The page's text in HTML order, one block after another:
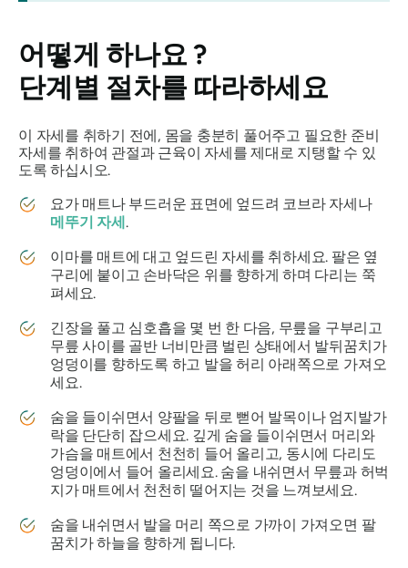
어떻게 하나요?
단계별 절차를 따라하세요
이 자세를 취하기 전에, 몸을 충분히 풀어주고 필요한 준비
자세를 취하여 관절과 근육이 자세를 제대로 지탱할 수 있
도록 하십시오.
요가 매트나 부드러운 표면에 엎드려 코브라 자세나
메뚜기 자세.
이마를 매트에 대고 엎드린 자세를 취하세요. 팔은 옆
구리에 붙이고 손바닥은 위를 향하게 하며 다리는 쭉
펴세요.
긴장을 풀고 심호흡을 몇 번 한 다음, 무릎을 구부리고
무릎 사이를 골반 너비만큼 벌린 상태에서 발뒤꿈치가
엉덩이를 향하도록 하고 발을 허리 아래쪽으로 가져오
세요.
숨을 들이쉬면서 양팔을 뒤로 뻗어 발목이나 엄지발가
락을 단단히 잡으세요. 깊게 숨을 들이쉬면서 머리와
가슴을 매트에서 천천히 들어 올리고, 동시에 다리도
엉덩이에서 들어 올리세요. 숨을 내쉬면서 무릎과 허벅
지가 매트에서 천천히 떨어지는 것을 느껴보세요.
숨을 내쉬면서 발을 머리 쪽으로 가까이 가져오면 팔
꿈치가 하늘을 향하게 됩니다.